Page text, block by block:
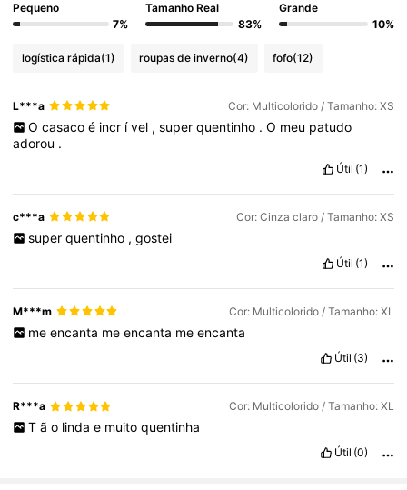
Pequeno
7%
Tamanho Real
83%
Grande
10%
logística rápida(1) roupas de inverno(4) fofo(12)
L***a Cor: Multicolorido / Tamanho: XS
O casaco é incr ível , super quentinho . O meu patudo
adorou .
Útil (1)
c***a Cor: Cinza claro / Tamanho: XS
super quentinho , gostei
Útil (1)
M***m Cor: Multicolorido / Tamanho: XL
me encanta me encanta me encanta
Útil (3)
R***a Cor: Multicolorido / Tamanho: XL
T ã o linda e muito quentinha
Útil (0)